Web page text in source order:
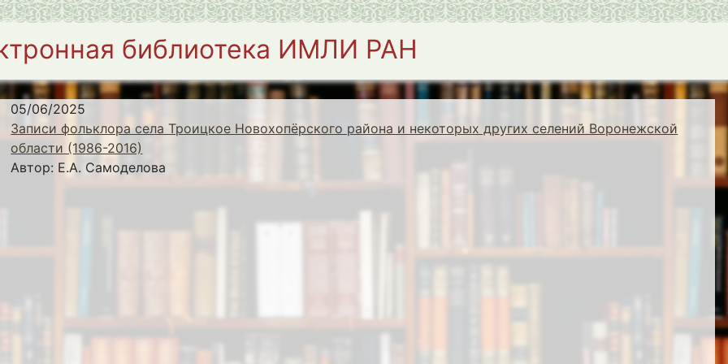
библиотека ИМЛИ РАН
05/06/2025
Записи фольклора села Троицкое Новохопёрского района и некоторых других селений Воронежской
области (1986-2016)
Автор: Е.А. Самоделова